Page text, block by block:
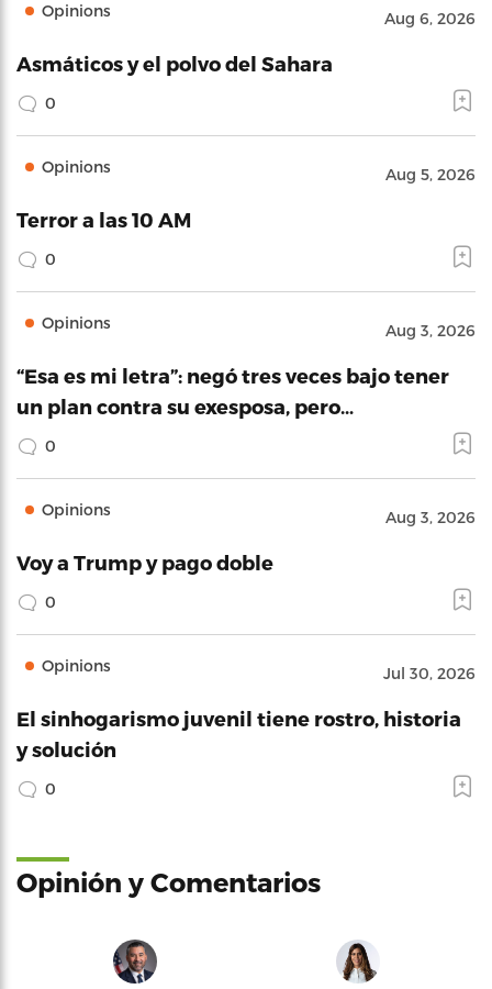
Opinions Aug 6, 2026
Asmáticos y el polvo del Sahara
0
Opinions Aug 5, 2026
Terror a las 10 AM
0
Opinions Aug 3, 2026
“Esa es mi letra”: negó tres veces bajo tener
un plan contra su exesposa, pero…
0
Opinions Aug 3, 2026
Voy a Trump y pago doble
0
Opinions Jul 30, 2026
El sinhogarismo juvenil tiene rostro, historia
y solución
0
Opinión y Comentarios